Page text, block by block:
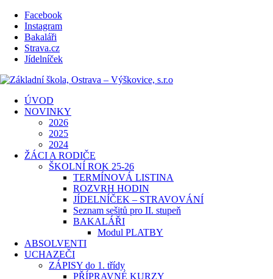
Facebook
Instagram
Bakaláři
Strava.cz
Jídelníček
ÚVOD
NOVINKY
2026
2025
2024
ŽÁCI A RODIČE
ŠKOLNÍ ROK 25-26
TERMÍNOVÁ LISTINA
ROZVRH HODIN
JÍDELNÍČEK – STRAVOVÁNÍ
Seznam sešitů pro II. stupeň
BAKALÁŘI
Modul PLATBY
ABSOLVENTI
UCHAZEČI
ZÁPISY do 1. třídy
PŘÍPRAVNÉ KURZY